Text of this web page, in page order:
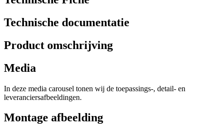
Technische documentatie
Product omschrijving
Media
In deze media carousel tonen wij de toepassings-, detail- en
leveranciersafbeeldingen.
Montage afbeelding